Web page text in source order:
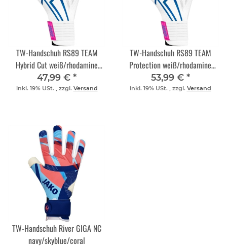
TW-Handschuh RS89 TEAM
Hybrid Cut weiß/rhodamine
rot/blau
47,99 € *
inkl. 19% USt. , zzgl. Versand
TW-Handschuh RS89 TEAM
Protection weiß/rhodamine
rot/blau
53,99 € *
inkl. 19% USt. , zzgl. Versand
TW-Handschuh River GIGA NC
navy/skyblue/coral